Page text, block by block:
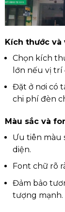
Kích thước
Chọn kích
lớn nếu vị trí
Đặt ở nơi có
chi phí đèn
Màu sắc và
Ưu tiên màu
diện.
Font chữ rõ
Đảm bảo
tượng mạnh.